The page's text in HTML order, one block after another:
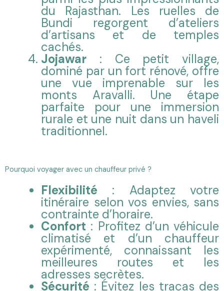
du Rajasthan. Les ruelles de
Bundi regorgent d’ateliers
d’artisans et de temples
cachés.
Jojawar : Ce petit village,
dominé par un fort rénové, offre
une vue imprenable sur les
monts Aravalli. Une étape
parfaite pour une immersion
rurale et une nuit dans un haveli
traditionnel.
Pourquoi voyager avec un chauffeur privé ?
Flexibilité : Adaptez votre
itinéraire selon vos envies, sans
contrainte d’horaire.
Confort : Profitez d’un véhicule
climatisé et d’un chauffeur
expérimenté, connaissant les
meilleures routes et les
adresses secrètes.
Sécurité : Évitez les tracas des